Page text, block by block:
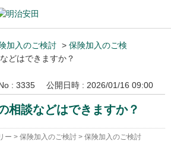
加入のご検討 > 保険加入のご検
どはできますか？
: 3335 公開日時 : 2026/01/16 09:00
相談などはできますか？
ー > 保険加入のご検討 > 保険加入のご検討